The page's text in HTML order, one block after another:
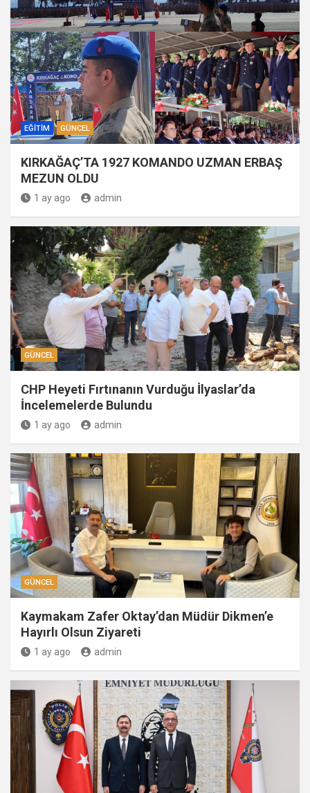
EĞITIM GÜNCEL
KIRKAĞAÇ’TA 1927 KOMANDO UZMAN ERBAŞ
MEZUN OLDU
1 ay ago admin
GÜNCEL
CHP Heyeti Fırtınanın Vurduğu İlyaslar’da
İncelemelerde Bulundu
1 ay ago admin
GÜNCEL
Kaymakam Zafer Oktay’dan Müdür Dikmen’e
Hayırlı Olsun Ziyareti
1 ay ago admin